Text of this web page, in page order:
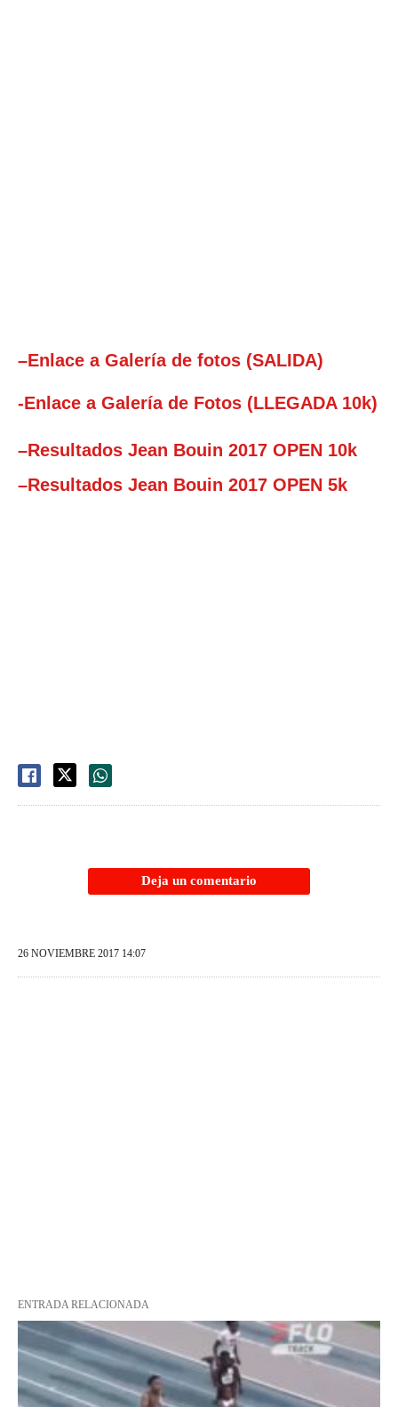
–Enlace a Galería de fotos (SALIDA)
-Enlace a Galería de Fotos (LLEGADA 10k)
–Resultados Jean Bouin 2017 OPEN 10k
–Resultados Jean Bouin 2017 OPEN 5k
Deja un comentario
26 NOVIEMBRE 2017 14:07
ENTRADA RELACIONADA